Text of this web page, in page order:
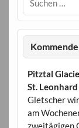
Pitztal
St.
Gletscher
am
zweitägigen